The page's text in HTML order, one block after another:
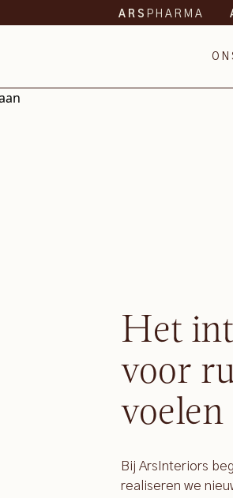
ARS PHARMA
Het
voor
voelen
Bij ArsInteriors
realiseren we